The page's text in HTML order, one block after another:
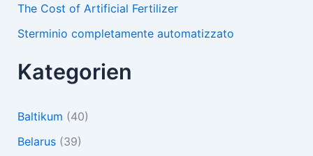
The Cost of Artificial Fertilizer
Sterminio completamente automatizzato
Kategorien
Baltikum (40)
Belarus(39)